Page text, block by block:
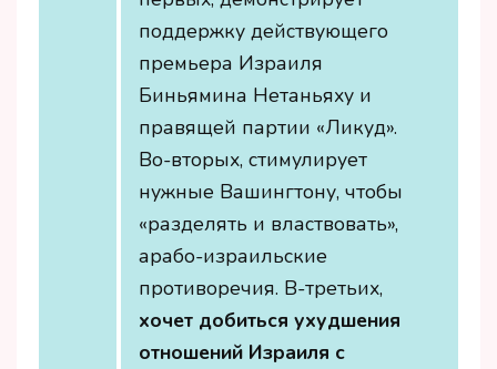
поддержку действующего
премьера Израиля
Биньямина Нетаньяху и
правящей партии «Ликуд».
Во-вторых, стимулирует
нужные Вашингтону, чтобы
«разделять и властвовать»,
арабо-израильские
противоречия. В-третьих,
хочет добиться ухудшения
отношений Израиля с